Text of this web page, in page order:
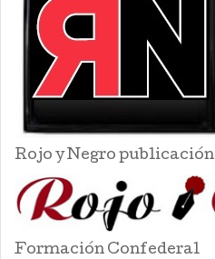
Rojo y Negro publicación
Formación Confederal